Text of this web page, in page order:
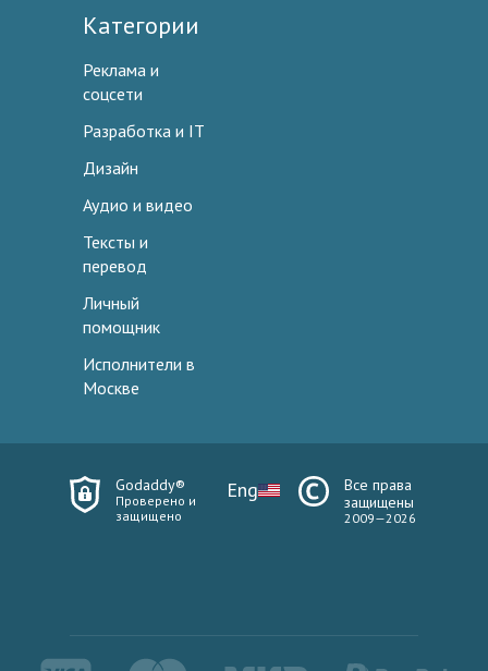
Категории
Реклама и
соцсети
Разработка и IT
Дизайн
Аудио и видео
Тексты и
перевод
Личный
помощник
Исполнители в
Москве
Godaddy®
Проверено и
защищено
Eng
Все права
защищены
2009—2026